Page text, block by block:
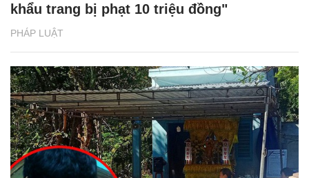
PHÁP LUẬT
khẩu trang bị phạt 10 triệu đồng"